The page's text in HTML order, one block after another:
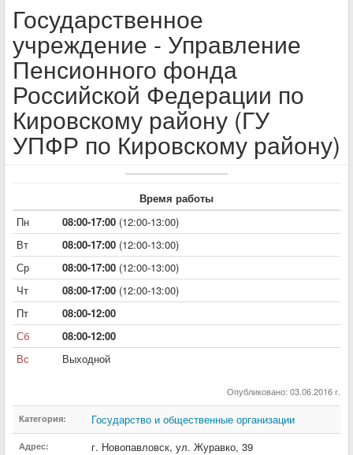
Государственное
учреждение - Управление
Пенсионного фонда
Российской Федерации по
Кировскому району (ГУ
УПФР по Кировскому району)
Время работы
Пн
08:00-17:00 (12:00-13:00)
Вт
08:00-17:00 (12:00-13:00)
Ср
08:00-17:00 (12:00-13:00)
Чт
08:00-17:00 (12:00-13:00)
Пт
08:00-12:00
Сб
08:00-12:00
Вс
Выходной
Опубликовано: 03.06.2016 г.
Категория: Государство и общественные организации
Адрес: г. Новопавловск, ул. Журавко, 39